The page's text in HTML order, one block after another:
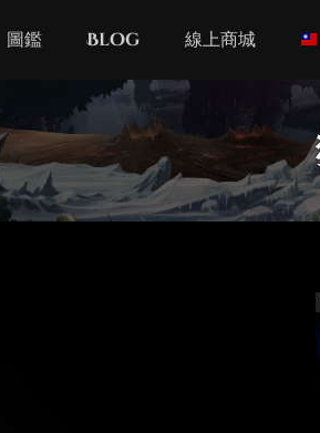
圖鑑 Blog 線上商城